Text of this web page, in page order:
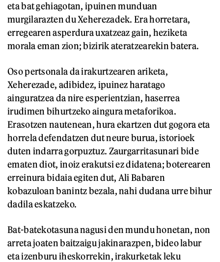
eta bat gehiagotan, ipuinen munduan
murgilarazten du Xeherezadek. Era horretara,
erregearen asperdura uxatzeaz gain, heziketa
morala eman zion; bizirik ateratzearekin batera.
Oso pertsonala da irakurtzearen ariketa,
Xeherezade, adibidez, ipuinez haratago
ainguratzea da nire esperientzian, haserrea
irudimen bihurtzeko aingura metaforikoa.
Erasotzen nautenean, hura ekartzen dut gogora eta
horrela defendatzen dut neure burua, istorioek
duten indarra gorpuztuz. Zaurgarritasunari bide
ematen diot, inoiz erakutsi ez didatena; boterearen
erreinura bidaia egiten dut, Ali Babaren
kobazuloan banintz bezala, nahi dudana urre bihur
dadila eskatzeko.
Bat-batekotasuna nagusi den mundu honetan, non
arreta joaten baitzaigu jakinarazpen, bideo labur
eta izenburu iheskorrekin, irakurketak leku